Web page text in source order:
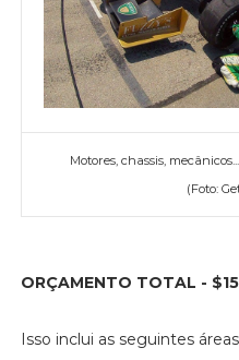
Motores, chassis,
(Foto:
ORÇAMENTO TOTAL -
Isso inclui as seguintes